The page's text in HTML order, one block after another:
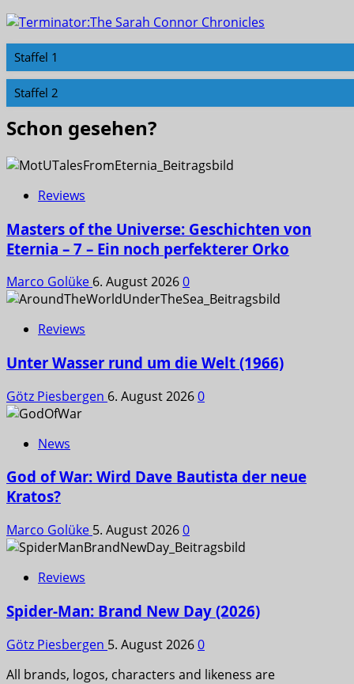
Staffel 1
Staffel 2
Schon gesehen?
Reviews
Masters of the Universe: Geschichten von
Eternia – 7 – Ein noch perfekterer Orko
Marco Golüke 6. August 20260
Reviews
Unter Wasser rund um die Welt (1966)
Götz Piesbergen 6. August 20260
News
God of War: Wird Dave Bautista der neue
Kratos?
Marco Golüke 5. August 20260
Reviews
Spider-Man: Brand New Day (2026)
Götz Piesbergen 5. August 20260
All brands, logos, characters and likeness are